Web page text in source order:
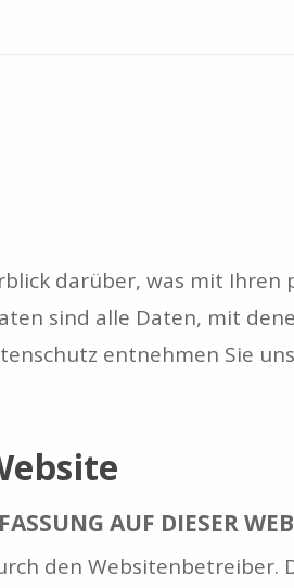
darüber, was mit
sind alle Daten, mit
entnehmen Sie
AUF DIESER
den Websitenbetreiber.